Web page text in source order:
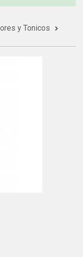
y Tonicos